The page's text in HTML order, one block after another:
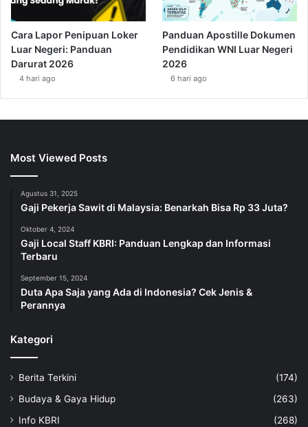
Cara Lapor Penipuan Loker
Luar Negeri: Panduan
Darurat 2026
4 hari ago
Panduan Apostille Dokumen
Pendidikan WNI Luar Negeri
2026
6 hari ago
Most Viewed Posts
Agustus 31, 2025
Gaji Pekerja Sawit di Malaysia: Benarkah Bisa Rp 33 Juta?
Oktober 4, 2024
Gaji Local Staff KBRI: Panduan Lengkap dan Informasi
Terbaru
September 15, 2024
Duta Apa Saja yang Ada di Indonesia? Cek Jenis &
Perannya
Kategori
Berita Terkini
(174)
Budaya & Gaya Hidup
(263)
Info KBRI
(268)